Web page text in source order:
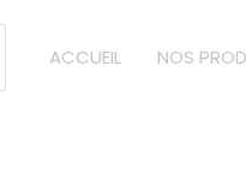
ACCUEIL NOS